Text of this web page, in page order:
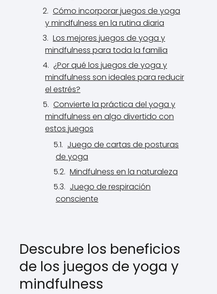
Cómo incorporar juegos de yoga
y mindfulness en la rutina diaria
Los mejores juegos de yoga y
mindfulness para toda la familia
¿Por qué los juegos de yoga y
mindfulness son ideales para reducir
el estrés?
Convierte la práctica del yoga y
mindfulness en algo divertido con
estos juegos
Juego de cartas de posturas
de yoga
Mindfulness en la naturaleza
Juego de respiración
consciente
Descubre los beneficios
de los juegos de yoga y
mindfulness